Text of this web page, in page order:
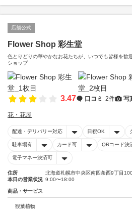
店舗公式
Flower Shop 彩生堂
色とりどりの華やかなお花たちが、いつでも皆様を歓
ショップ
3.47 口コミ 2件 写
花・花屋
配達・デリバリー対応 日祝OK
駐車場有 カード可 QRコード決
電子マネー決済可
住所
北海道札幌市中央区南四条西9丁目
本日の営業状況 9:00〜18:00
商品・サービス
観葉植物